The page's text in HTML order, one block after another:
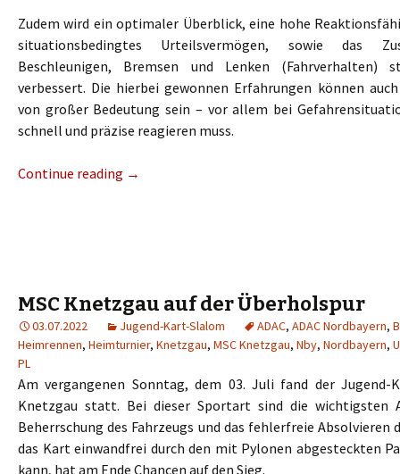
Zudem wird ein optimaler Überblick, eine hohe
situationsbedingtes Urteilsvermögen, sowie das
Beschleunigen, Bremsen und Lenken (Fahrverhalten)
verbessert. Die hierbei gewonnen Erfahrungen können
von großer Bedeutung sein – vor allem bei
schnell und präzise reagieren muss.
Continue reading →
MSC Knetzgau auf der Überholspur
03.07.2022 Jugend-Kart-Slalom ADAC, ADAC Nordbayern,
Heimrennen, Heimturnier, Knetzgau, MSC Knetzgau, Nby, Nordbayern,
PL
Am vergangenen Sonntag, dem 03. Juli fand der Jugend-
Knetzgau statt. Bei dieser Sportart sind die wichtigsten
Beherrschung des Fahrzeugs und das fehlerfreie Absolvieren
das Kart einwandfrei durch den mit Pylonen abgesteckten
kann, hat am Ende Chancen auf den Sieg.